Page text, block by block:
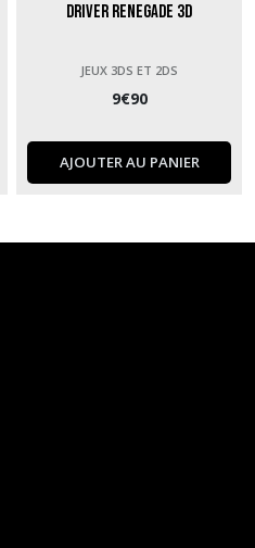
Driver Renegade 3D
JEUX 3DS ET 2DS
9€90
AJOUTER AU PANIER